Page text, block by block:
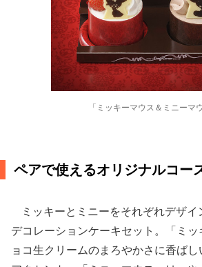
「ミッキーマウス＆ミニーマ
ペアで使えるオリジナルコー
ミッキーとミニーをそれぞれデザイ
デコレーションケーキセット。「ミ
ョコ生クリームのまろやかさに香ば